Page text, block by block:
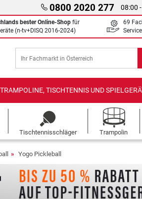
0800 2020 277 08:00
bester Online-Shop für
(n-tv+DISQ 2016-2024)
69
TRAMPOLINE, TISCHTENNIS UND
Tischtennisschläger Trampolin
Yogo Pickleball